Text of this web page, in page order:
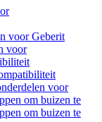
voor Geberit
voor
voor
om buizen te
om buizen te